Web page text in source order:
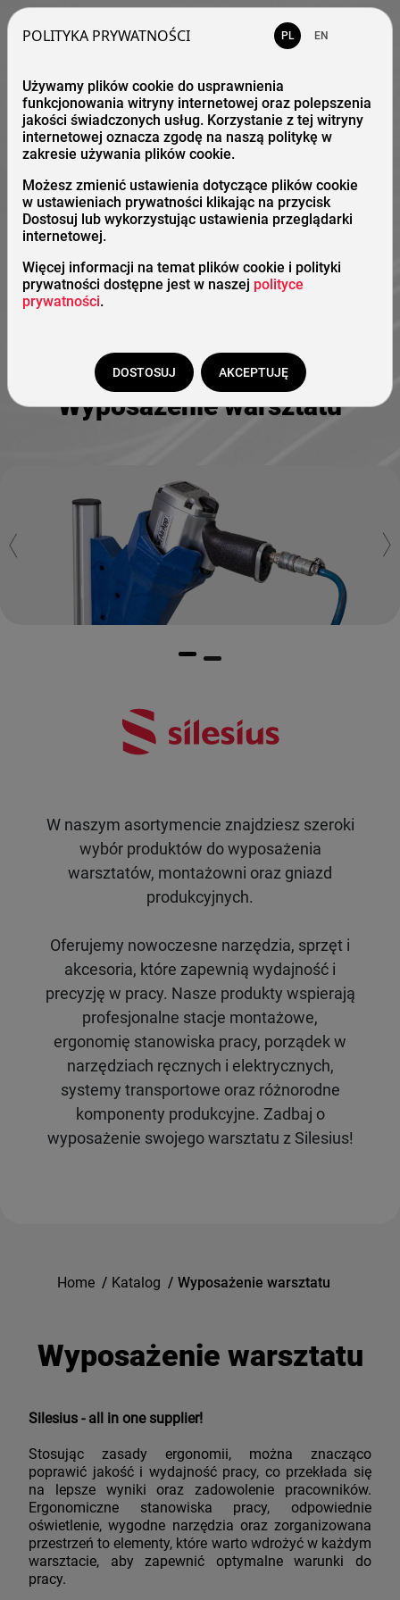
Wyposażenie warsztatu
W naszym asortymencie znajdziesz szeroki
wybór produktów do wyposażenia
warsztatów, montażowni oraz gniazd
produkcyjnych.
Oferujemy nowoczesne narzędzia, sprzęt i
akcesoria, które zapewnią wydajność i
precyzję w pracy. Nasze produkty wspierają
profesjonalne stacje montażowe,
ergonomię stanowiska pracy, porządek w
narzędziach ręcznych i elektrycznych,
systemy transportowe oraz różnorodne
komponenty produkcyjne. Zadbaj o
wyposażenie swojego warsztatu z Silesius!
Home / Katalog / Wyposażenie warsztatu
Wyposażenie warsztatu
Silesius - all in one supplier!
Stosując zasady ergonomii, można znacząco
poprawić jakość i wydajność pracy, co przekłada się
na lepsze wyniki oraz zadowolenie pracowników.
Ergonomiczne stanowiska pracy, odpowiednie
oświetlenie, wygodne narzędzia oraz zorganizowana
przestrzeń to elementy, które warto wdrożyć w każdym
warsztacie, aby zapewnić optymalne warunki do
pracy.
POLITYKA PRYWATNOŚCI PL EN
Używamy plików cookie do usprawnienia
funkcjonowania witryny internetowej oraz polepszenia
jakości świadczonych usług. Korzystanie z tej witryny
internetowej oznacza zgodę na naszą politykę w
zakresie używania plików cookie.
Możesz zmienić ustawienia dotyczące plików cookie
w ustawieniach prywatności klikając na przycisk
Dostosuj lub wykorzystując ustawienia przeglądarki
internetowej.
Więcej informacji na temat plików cookie i polityki
prywatności dostępne jest w naszej polityce
prywatności.
DOSTOSUJ AKCEPTUJĘ